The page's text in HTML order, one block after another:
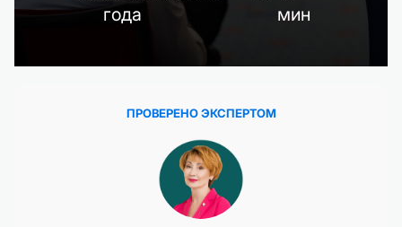
года
мин
ПРОВЕРЕНО ЭКСПЕРТОМ